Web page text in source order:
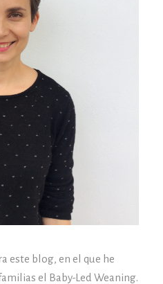
este blog, en el que he
el Baby-Led Weaning.